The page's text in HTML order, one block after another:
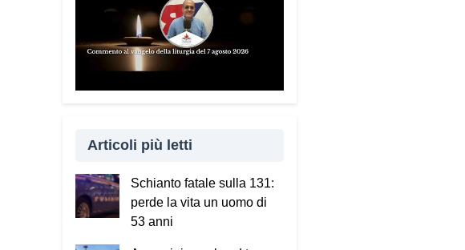
Articoli più letti
Schianto fatale sulla 131:
perde la vita un uomo di
53 anni